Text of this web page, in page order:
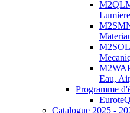
Eau,
Programme
Catalogue 2025 -